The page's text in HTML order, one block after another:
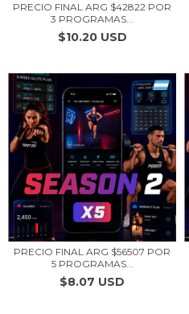
PRECIO FINAL ARG $42822 POR
3 PROGRAMAS...
$10.20 USD
PRECIO FINAL ARG $56507 POR
5 PROGRAMAS...
$8.07 USD